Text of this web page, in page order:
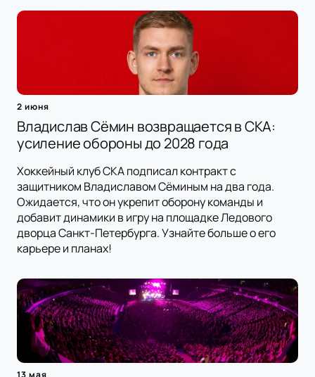
2 июня
Владислав Сёмин возвращается в СКА:
усиление обороны до 2028 года
Хоккейный клуб СКА подписал контракт с
защитником Владиславом Сёминым на два года.
Ожидается, что он укрепит оборону команды и
добавит динамики в игру на площадке Ледового
дворца Санкт-Петербурга. Узнайте больше о его
карьере и планах!